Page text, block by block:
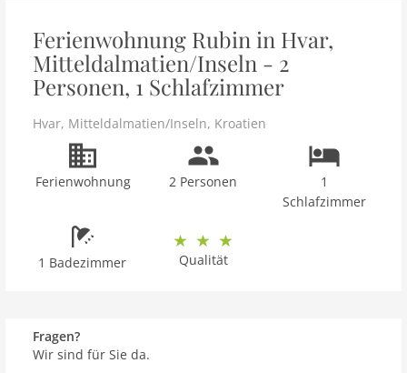
Ferienwohnung Rubin in Hvar,
Mitteldalmatien/Inseln - 2
Personen, 1 Schlafzimmer
Hvar, Mitteldalmatien/Inseln, Kroatien
Ferienwohnung 2 Personen
1
Schlafzimmer
1 Badezimmer Qualität
Fragen?
Wir sind für Sie da.